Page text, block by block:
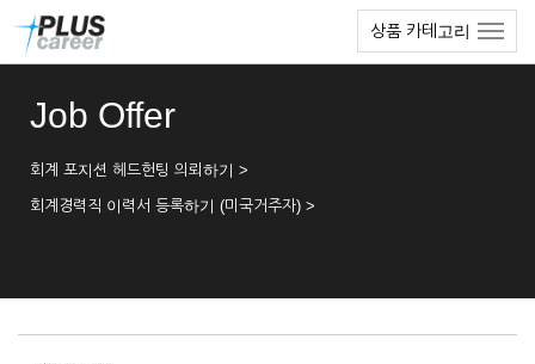
상품 카테고리
Job Offer
회계 포지션 헤드헌팅 의뢰하기 >
회계경력직 이력서 등록하기 (미국거주자) >